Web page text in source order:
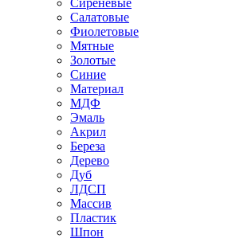
Сиреневые
Салатовые
Фиолетовые
Мятные
Золотые
Синие
Материал
МДФ
Эмаль
Акрил
Береза
Дерево
Дуб
ЛДСП
Массив
Пластик
Шпон